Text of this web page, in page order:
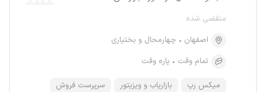
منقضی شده
اصفهان
چهارمحال و بختیاری
تمام وقت
پاره وقت
میکس رپ بازاریاب و ویزیتور سرپرست فروش